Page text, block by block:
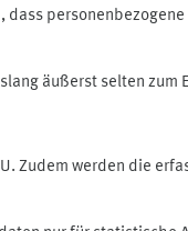
personenbezogene
äußerst selten zum
Zudem werden die